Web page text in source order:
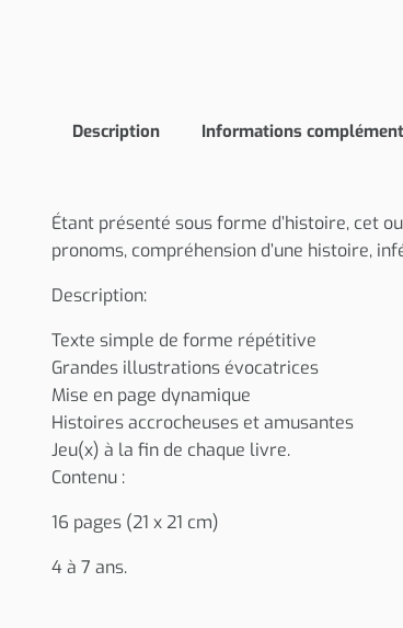
Description Informations
Étant présenté sous forme d’histoire, cet
pronoms, compréhension d’une histoire,
Description:
Texte simple de forme répétitive
Grandes illustrations évocatrices
Mise en page dynamique
Histoires accrocheuses et amusantes
Jeu(x) à la fin de chaque livre.
Contenu :
16 pages (21 x 21 cm)
4 à 7 ans.